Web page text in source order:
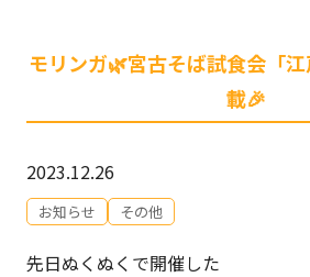
モリンガ🌿宮古そば試食会「
載🎉
2023.12.26
お知らせ その他
先日ぬくぬくで開催した